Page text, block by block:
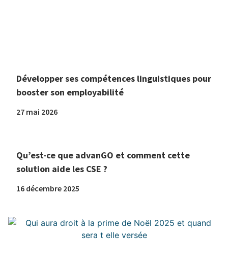
Développer ses compétences linguistiques pour
booster son employabilité
27 mai 2026
Qu’est-ce que advanGO et comment cette
solution aide les CSE ?
16 décembre 2025